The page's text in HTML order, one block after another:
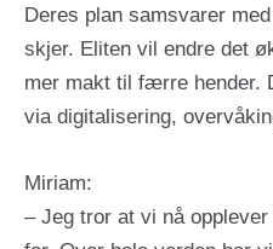
Deres plan samsvarer
skjer. Eliten vil endre det
mer makt til færre hender.
via digitalisering,
Miriam:
– Jeg tror at vi nå